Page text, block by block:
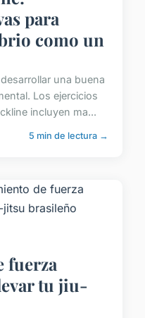
para
como un
una buena
Los ejercicios
incluyen ma...
5 min de lectura →
fuerza
tu jiu-